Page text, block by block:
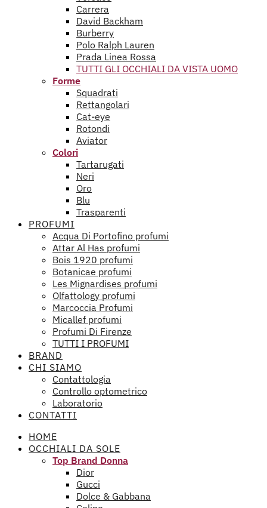
Carrera
David Backham
Burberry
Polo Ralph Lauren
Prada Linea Rossa
TUTTI GLI OCCHIALI DA VISTA UOMO
Forme
Squadrati
Rettangolari
Cat-eye
Rotondi
Aviator
Colori
Tartarugati
Neri
Oro
Blu
Trasparenti
PROFUMI
Acqua Di Portofino profumi
Attar Al Has profumi
Bois 1920 profumi
Botanicae profumi
Les Mignardises profumi
Olfattology profumi
Marcoccia Profumi
Micallef profumi
Profumi Di Firenze
TUTTI I PROFUMI
BRAND
CHI SIAMO
Contattologia
Controllo optometrico
Laboratorio
CONTATTI
HOME
OCCHIALI DA SOLE
Top Brand Donna
Dior
Gucci
Dolce & Gabbana